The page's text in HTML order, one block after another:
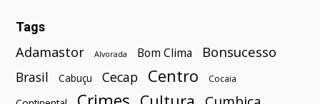
Tags
Adamastor Alvorada Bom Clima Bonsucesso
Brasil Cabuçu Cecap Centro Cocaia